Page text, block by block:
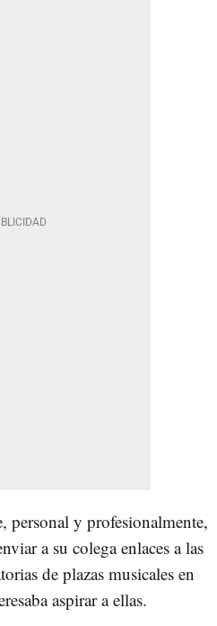
personal y profesionalmente,
a su colega enlaces a las
de plazas musicales en
aspirar a ellas.